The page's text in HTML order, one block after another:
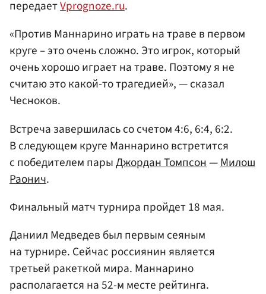
передаетVprognoze.ru.
«Против Маннарино играть на траве в первом
круге – это очень сложно. Это игрок, который
очень хорошо играет на траве. Поэтому я не
считаю это какой-то трагедией», — сказал
Чесноков.
Встреча завершилась со счетом 4:6, 6:4, 6:2.
В следующем круге Маннарино встретится
с победителем парыДжордан Томпсон—Милош
Раонич.
Финальный матч турнира пройдет 18 мая.
Даниил Медведев был первым сеяным
на турнире. Сейчас россиянин является
третьей ракеткой мира. Маннарино
располагается на 52-м месте рейтинга.